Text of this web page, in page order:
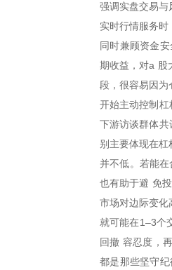
强调实盘交易与
实时行情服务
同时兼顾资金
期收益，对a 股
段，很容易因
开始主动控制
下游访谈群体
别主要体现在
并不低。若能
也有助于避 免
市场对边际变化
就可能在1–3个
回撤 容忍度，
都是那些坚守